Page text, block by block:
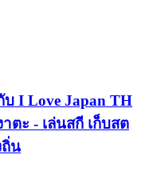
I Love Japan TH
ตะ - เล่นสกี เก็บสต
ถิ่น